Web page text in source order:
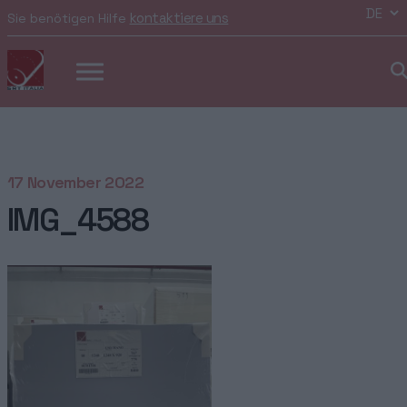
Sie benötigen Hilfe kontaktiere uns
17 November 2022
IMG_4588